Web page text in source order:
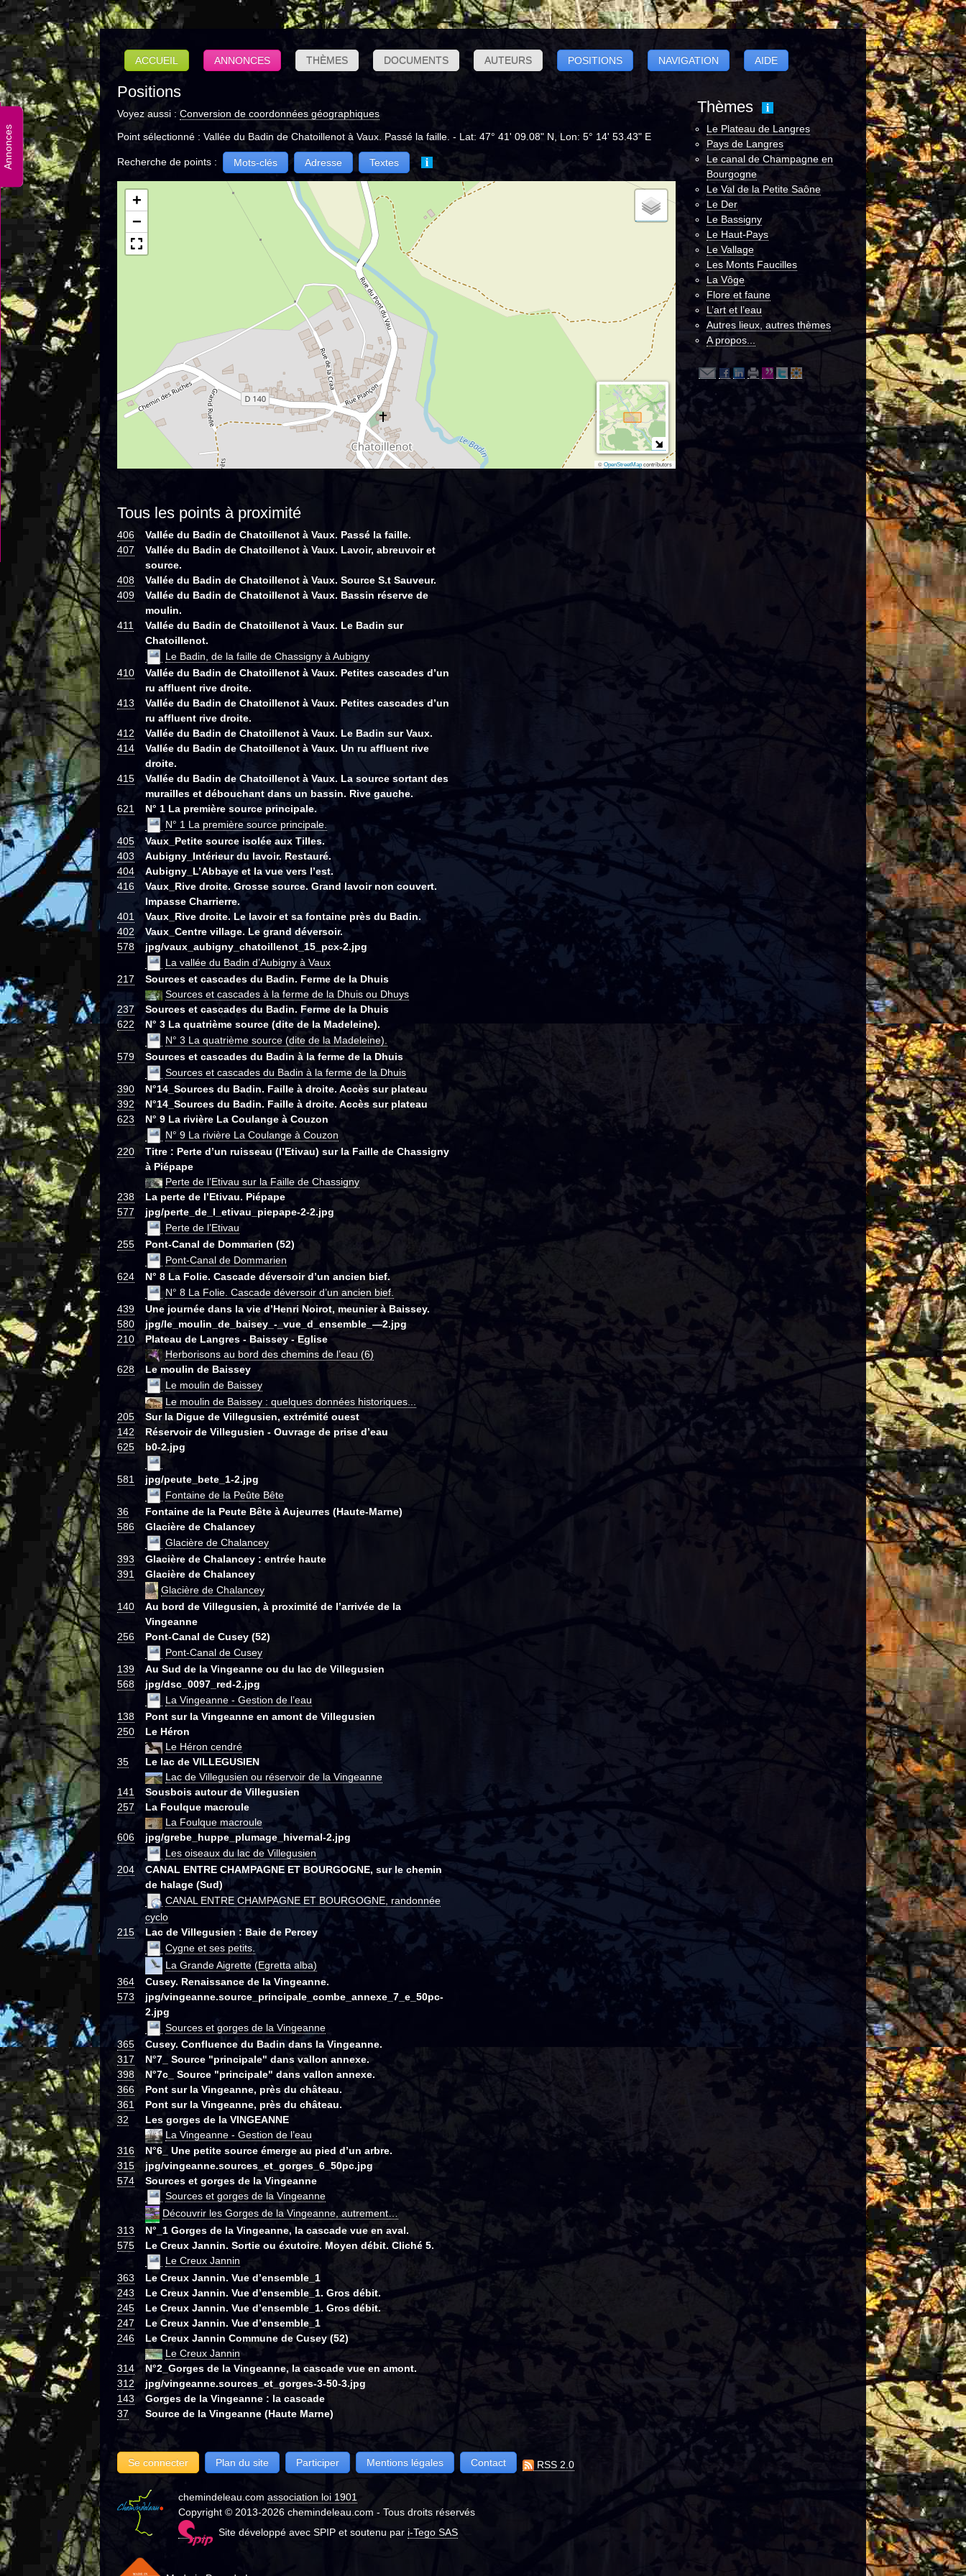
Annonces
ACCUEIL ANNONCES THÈMES DOCUMENTS AUTEURS POSITIONS NAVIGATION AIDE
Positions
Voyez aussi : Conversion de coordonnées géographiques
Point sélectionné : Vallée du Badin de Chatoillenot à Vaux. Passé la faille. - Lat: 47° 41' 09.08" N, Lon: 5° 14' 53.43" E
Recherche de points : Mots-clés Adresse Textes
+
−
© OpenStreetMap contributors
Tous les points à proximité
406
Vallée du Badin de Chatoillenot à Vaux. Passé la faille.
407
Vallée du Badin de Chatoillenot à Vaux. Lavoir, abreuvoir et
source.
408
Vallée du Badin de Chatoillenot à Vaux. Source S.t Sauveur.
409
Vallée du Badin de Chatoillenot à Vaux. Bassin réserve de
moulin.
411
Vallée du Badin de Chatoillenot à Vaux. Le Badin sur
Chatoillenot.
Le Badin, de la faille de Chassigny à Aubigny
410
Vallée du Badin de Chatoillenot à Vaux. Petites cascades d’un
ru affluent rive droite.
413
Vallée du Badin de Chatoillenot à Vaux. Petites cascades d’un
ru affluent rive droite.
412
Vallée du Badin de Chatoillenot à Vaux. Le Badin sur Vaux.
414
Vallée du Badin de Chatoillenot à Vaux. Un ru affluent rive
droite.
415
Vallée du Badin de Chatoillenot à Vaux. La source sortant des
murailles et débouchant dans un bassin. Rive gauche.
621
N° 1 La première source principale.
N° 1 La première source principale.
405
Vaux_Petite source isolée aux Tilles.
403
Aubigny_Intérieur du lavoir. Restauré.
404
Aubigny_L’Abbaye et la vue vers l’est.
416
Vaux_Rive droite. Grosse source. Grand lavoir non couvert.
Impasse Charrierre.
401
Vaux_Rive droite. Le lavoir et sa fontaine près du Badin.
402
Vaux_Centre village. Le grand déversoir.
578
jpg/vaux_aubigny_chatoillenot_15_pcx-2.jpg
La vallée du Badin d’Aubigny à Vaux
217
Sources et cascades du Badin. Ferme de la Dhuis
Sources et cascades à la ferme de la Dhuis ou Dhuys
237
Sources et cascades du Badin. Ferme de la Dhuis
622
N° 3 La quatrième source (dite de la Madeleine).
N° 3 La quatrième source (dite de la Madeleine).
579
Sources et cascades du Badin à la ferme de la Dhuis
Sources et cascades du Badin à la ferme de la Dhuis
390
N°14_Sources du Badin. Faille à droite. Accès sur plateau
392
N°14_Sources du Badin. Faille à droite. Accès sur plateau
623
N° 9 La rivière La Coulange à Couzon
N° 9 La rivière La Coulange à Couzon
220
Titre : Perte d’un ruisseau (l’Etivau) sur la Faille de Chassigny
à Piépape
Perte de l’Etivau sur la Faille de Chassigny
238
La perte de l’Etivau. Piépape
577
jpg/perte_de_l_etivau_piepape-2-2.jpg
Perte de l’Etivau
255
Pont-Canal de Dommarien (52)
Pont-Canal de Dommarien
624
N° 8 La Folie. Cascade déversoir d’un ancien bief.
N° 8 La Folie. Cascade déversoir d’un ancien bief.
439
Une journée dans la vie d’Henri Noirot, meunier à Baissey.
580
jpg/le_moulin_de_baisey_-_vue_d_ensemble_—2.jpg
210
Plateau de Langres - Baissey - Eglise
Herborisons au bord des chemins de l’eau (6)
628
Le moulin de Baissey
Le moulin de Baissey
Le moulin de Baissey : quelques données historiques...
205
Sur la Digue de Villegusien, extrémité ouest
142
Réservoir de Villegusien - Ouvrage de prise d’eau
625
b0-2.jpg
581
jpg/peute_bete_1-2.jpg
Fontaine de la Peûte Bête
36
Fontaine de la Peute Bête à Aujeurres (Haute-Marne)
586
Glacière de Chalancey
Glacière de Chalancey
393
Glacière de Chalancey : entrée haute
391
Glacière de Chalancey
Glacière de Chalancey
140
Au bord de Villegusien, à proximité de l’arrivée de la
Vingeanne
256
Pont-Canal de Cusey (52)
Pont-Canal de Cusey
139
Au Sud de la Vingeanne ou du lac de Villegusien
568
jpg/dsc_0097_red-2.jpg
La Vingeanne - Gestion de l’eau
138
Pont sur la Vingeanne en amont de Villegusien
250
Le Héron
Le Héron cendré
35
Le lac de VILLEGUSIEN
Lac de Villegusien ou réservoir de la Vingeanne
141
Sousbois autour de Villegusien
257
La Foulque macroule
La Foulque macroule
606
jpg/grebe_huppe_plumage_hivernal-2.jpg
Les oiseaux du lac de Villegusien
204
CANAL ENTRE CHAMPAGNE ET BOURGOGNE, sur le chemin
de halage (Sud)
CANAL ENTRE CHAMPAGNE ET BOURGOGNE, randonnée
cyclo
215
Lac de Villegusien : Baie de Percey
Cygne et ses petits.
La Grande Aigrette (Egretta alba)
364
Cusey. Renaissance de la Vingeanne.
573
jpg/vingeanne.source_principale_combe_annexe_7_e_50pc-
2.jpg
Sources et gorges de la Vingeanne
365
Cusey. Confluence du Badin dans la Vingeanne.
317
N°7_ Source "principale" dans vallon annexe.
398
N°7c_ Source "principale" dans vallon annexe.
366
Pont sur la Vingeanne, près du château.
361
Pont sur la Vingeanne, près du château.
32
Les gorges de la VINGEANNE
La Vingeanne - Gestion de l’eau
316
N°6_ Une petite source émerge au pied d’un arbre.
315
jpg/vingeanne.sources_et_gorges_6_50pc.jpg
574
Sources et gorges de la Vingeanne
Sources et gorges de la Vingeanne
Découvrir les Gorges de la Vingeanne, autrement…
313
N°_1 Gorges de la Vingeanne, la cascade vue en aval.
575
Le Creux Jannin. Sortie ou éxutoire. Moyen débit. Cliché 5.
Le Creux Jannin
363
Le Creux Jannin. Vue d’ensemble_1
243
Le Creux Jannin. Vue d’ensemble_1. Gros débit.
245
Le Creux Jannin. Vue d’ensemble_1. Gros débit.
247
Le Creux Jannin. Vue d’ensemble_1
246
Le Creux Jannin Commune de Cusey (52)
Le Creux Jannin
314
N°2_Gorges de la Vingeanne, la cascade vue en amont.
312
jpg/vingeanne.sources_et_gorges-3-50-3.jpg
143
Gorges de la Vingeanne : la cascade
37
Source de la Vingeanne (Haute Marne)
Thèmes
Le Plateau de Langres
Pays de Langres
Le canal de Champagne en
Bourgogne
Le Val de la Petite Saône
Le Der
Le Bassigny
Le Haut-Pays
Le Vallage
Les Monts Faucilles
La Vôge
Flore et faune
L’art et l’eau
Autres lieux, autres thèmes
A propos...
Se connecter Plan du site Participer Mentions légales Contact RSS 2.0
chemindeleau.com association loi 1901
Copyright © 2013-2026 chemindeleau.com - Tous droits réservés
Site développé avec SPIP et soutenu par i-Tego SAS